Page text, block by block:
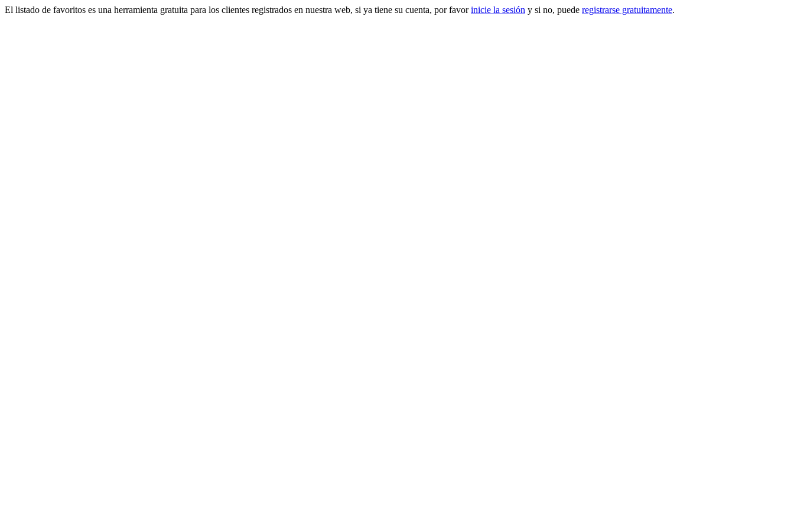
El listado de favoritos es una herramienta gratuita para los clientes registrados en nuestra web, si ya tiene su cuenta, por favorinicie la sesión y si no, puede registrarse gratuitamente.